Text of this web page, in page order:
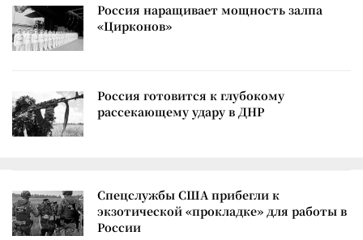
Россия наращивает мощность залпа
«Цирконов»
Россия готовится к глубокому
рассекающему удару в ДНР
Спецслужбы США прибегли к
экзотической «прокладке» для работы в
России